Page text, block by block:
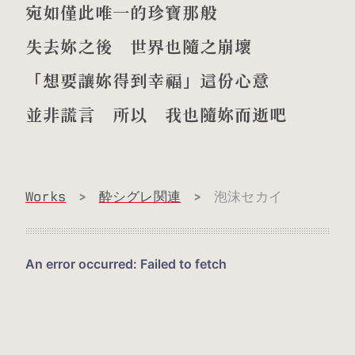
宛如僅此唯一的珍寶那般
失去妳之後 世界也隨之崩壞
「想要讓妳得到幸福」這份心意
並非謊言 所以 我也隨妳而逝吧
Works > 酔シグレ関連 > 泡沫セカイ